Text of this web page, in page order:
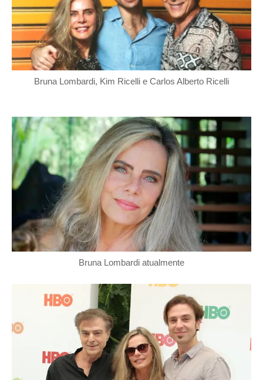
Bruna Lombardi, Kim Ricelli e Carlos Alberto Ricelli
Bruna Lombardi atualmente